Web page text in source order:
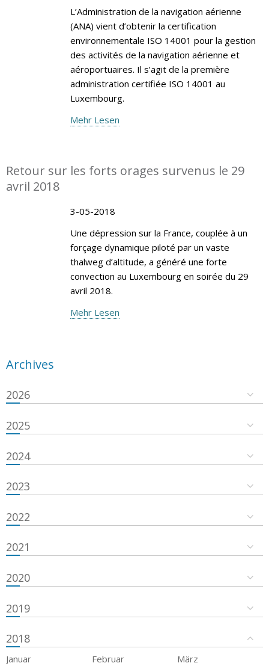
L’Administration de la navigation aérienne
(ANA) vient d’obtenir la certification
environnementale ISO 14001 pour la gestion
des activités de la navigation aérienne et
aéroportuaires. Il s’agit de la première
administration certifiée ISO 14001 au
Luxembourg.
Mehr Lesen
Retour sur les forts orages survenus le 29
avril 2018
3-05-2018
Une dépression sur la France, couplée à un
forçage dynamique piloté par un vaste
thalweg d’altitude, a généré une forte
convection au Luxembourg en soirée du 29
avril 2018.
Mehr Lesen
Archives
2026
2025
2024
2023
2022
2021
2020
2019
2018
Januar Februar
März